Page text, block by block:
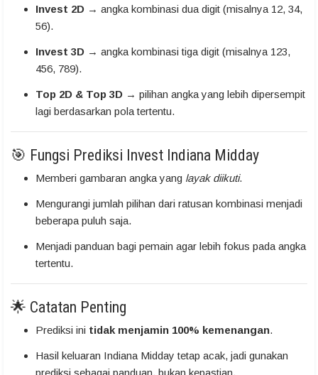
Invest 2D → angka kombinasi dua digit (misalnya 12, 34,
56).
Invest 3D → angka kombinasi tiga digit (misalnya 123,
456, 789).
Top 2D & Top 3D → pilihan angka yang lebih dipersempit
lagi berdasarkan pola tertentu.
🎯 Fungsi Prediksi Invest Indiana Midday
Memberi gambaran angka yang layak diikuti.
Mengurangi jumlah pilihan dari ratusan kombinasi menjadi
beberapa puluh saja.
Menjadi panduan bagi pemain agar lebih fokus pada angka
tertentu.
🌟 Catatan Penting
Prediksi ini tidak menjamin 100% kemenangan.
Hasil keluaran Indiana Midday tetap acak, jadi gunakan
prediksi sebagai panduan, bukan kepastian.